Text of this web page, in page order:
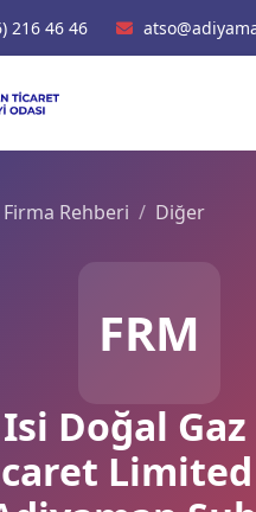
216 46 46
Firma Rehberi Diğer
FRM
Doğal